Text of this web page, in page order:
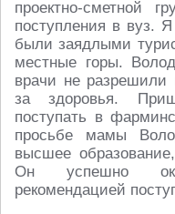
проектно-сметной
поступления в вуз.
были заядлыми
местные горы.
врачи не разрешили
за здоровья.
поступать в
просьбе мамы
высшее
Он успешно
рекомендацией